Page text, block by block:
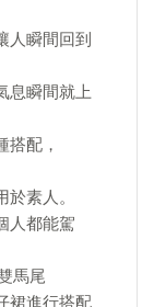
人瞬間回到
息瞬間就上
搭配，
素人。
人都能駕
馬尾
裙進行搭配